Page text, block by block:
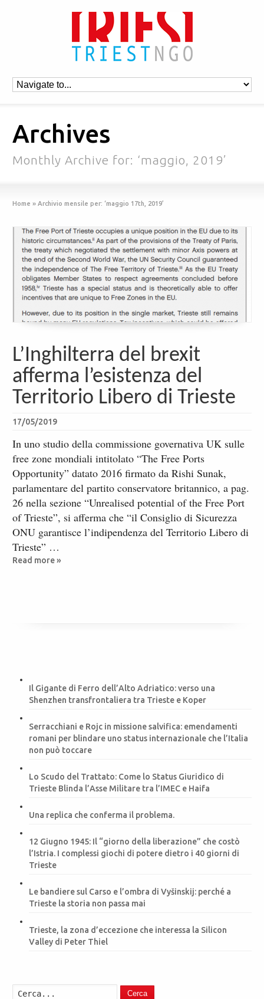
Archives
Monthly Archive for: ‘maggio, 2019’
Home » Archivio mensile per: ‘maggio 17th, 2019’
L’Inghilterra del brexit
afferma l’esistenza del
Territorio Libero di Trieste
17/05/2019
In uno studio della commissione governativa UK sulle
free zone mondiali intitolato “The Free Ports
Opportunity” datato 2016 firmato da Rishi Sunak,
parlamentare del partito conservatore britannico, a pag.
26 nella sezione “Unrealised potential of the Free Port
of Trieste”, si afferma che “il Consiglio di Sicurezza
ONU garantisce l’indipendenza del Territorio Libero di
Trieste” …
Read more »
Il Gigante di Ferro dell’Alto Adriatico: verso una
Shenzhen transfrontaliera tra Trieste e Koper
Serracchiani e Rojc in missione salvifica: emendamenti
romani per blindare uno status internazionale che l’Italia
non può toccare
Lo Scudo del Trattato: Come lo Status Giuridico di
Trieste Blinda l’Asse Militare tra l’IMEC e Haifa
Una replica che conferma il problema.
12 Giugno 1945: Il “giorno della liberazione” che costò
l’Istria. I complessi giochi di potere dietro i 40 giorni di
Trieste
Le bandiere sul Carso e l’ombra di Vyšinskij: perché a
Trieste la storia non passa mai
Trieste, la zona d’eccezione che interessa la Silicon
Valley di Peter Thiel
Cerca